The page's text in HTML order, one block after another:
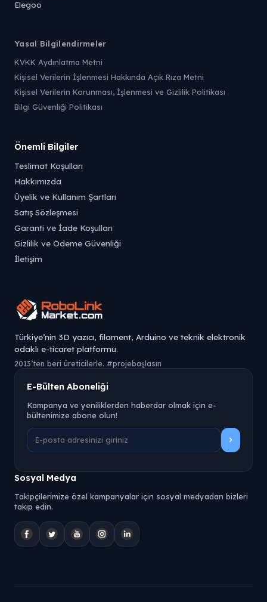
Elegoo
Yasal Bilgilendirmeler
KVKK Aydınlatma Metni
Kişisel Verilerin İşlenmesi Hakkında Açık Rıza Metni
Kişisel Verilerin Korunması, İşlenmesi ve Gizlilik Politikası
Bilgi Güvenliği Politikası
Önemli Bilgiler
Teslimat Koşulları
Hakkımızda
Üyelik ve Kullanım Şartları
Satış Sözleşmesi
Garanti ve İade Koşulları
Gizlilik ve Ödeme Güvenliği
İletişim
Türkiye’nin 3D yazıcı, filament, Arduino ve teknik elektronik
odaklı e-ticaret platformu.
2013’ten beri üreticilerle. #projebaşlasın
E-Bülten Aboneliği
Kampanya ve yeniliklerden haberdar olmak için e-
bültenimize abone olun!
Sosyal Medya
Takipçilerimize özel kampanyalar için sosyal medyadan bizleri
takip edin.